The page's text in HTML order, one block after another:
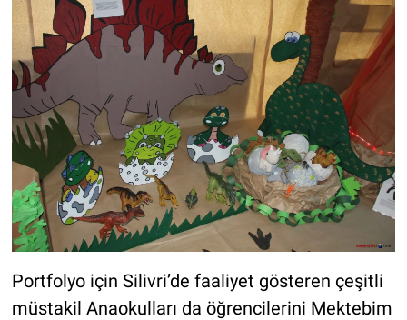
Portfolyo için Silivri’de faaliyet gösteren çeşitli
müstakil Anaokulları da öğrencilerini Mektebim